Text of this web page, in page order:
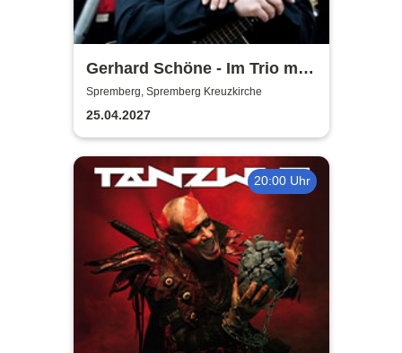
Gerhard Schöne - Im Trio mit
Orgel & Sax: Ich öffne die Tür
weit am Abend
Spremberg, Spremberg Kreuzkirche
25.04.2027
20:00 Uhr